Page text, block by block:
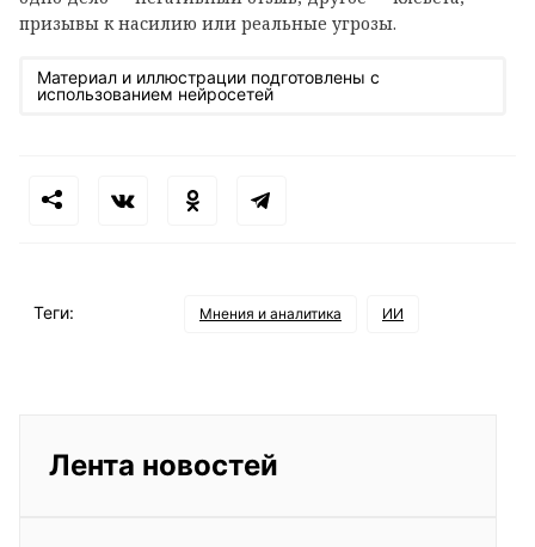
призывы к насилию или реальные угрозы.
Материал и иллюстрации подготовлены с
использованием нейросетей
Теги: Мнения и аналитика ИИ
Лента новостей